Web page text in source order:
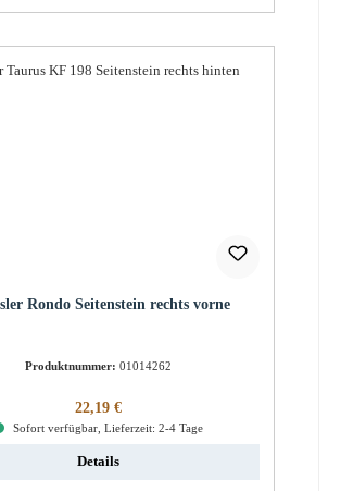
Rondo Seitenstein rechts vorne
Produktnummer: 01014262
Regulärer Preis:
22,19 €
Sofort verfügbar, Lieferzeit: 2-4 Tage
Details